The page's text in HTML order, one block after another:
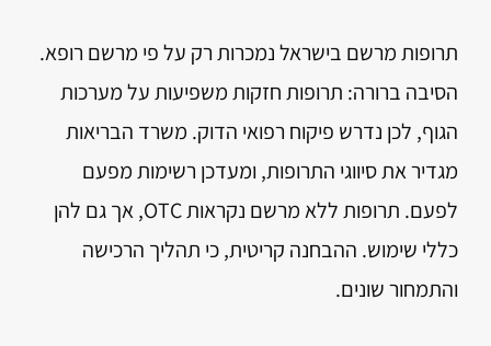
תרופות מרשם בישראל נמכרות רק על פי מרשם רופא.
הסיבה ברורה: תרופות חזקות משפיעות על מערכות
הגוף, לכן נדרש פיקוח רפואי הדוק. משרד הבריאות
מגדיר את סיווגי התרופות, ומעדכן רשימות מפעם
לפעם. תרופות ללא מרשם נקראות OTC, אך גם להן
כללי שימוש. ההבחנה קריטית, כי תהליך הרכישה
והתמחור שונים.